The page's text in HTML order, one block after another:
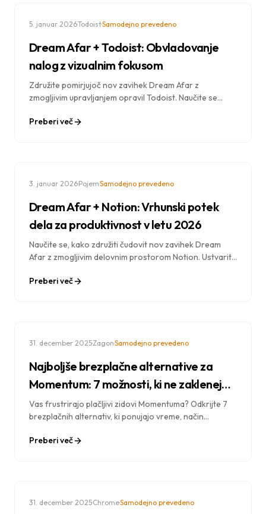
5. januar 2026·Todoist·Samodejno prevedeno
Dream Afar + Todoist: Obvladovanje
nalog z vizualnim fokusom
Združite pomirjujoč nov zavihek Dream Afar z
zmogljivim upravljanjem opravil Todoist. Naučite se
osredotočenost in vsakodnevno opravljanje več dela.
Preberi več
3. januar 2026·Pojem·Samodejno prevedeno
Dream Afar + Notion: Vrhunski potek
dela za produktivnost v letu 2026
Naučite se, kako združiti čudovit nov zavihek Dream
Afar z zmogljivim delovnim prostorom Notion. Ustvarite
osredotočenost, spremlja naloge in navdihuje
Preberi več
31. december 2025·Zagon·Samodejno prevedeno
Najboljše brezplačne alternative za
Momentum: 7 možnosti, ki ne zaklenejo
funkcij
Vas frustrirajo plačljivi zidovi Momentuma? Odkrijte 7
brezplačnih alternativ, ki ponujajo vreme, način
Preberi več
31. december 2025·Chrome·Samodejno prevedeno